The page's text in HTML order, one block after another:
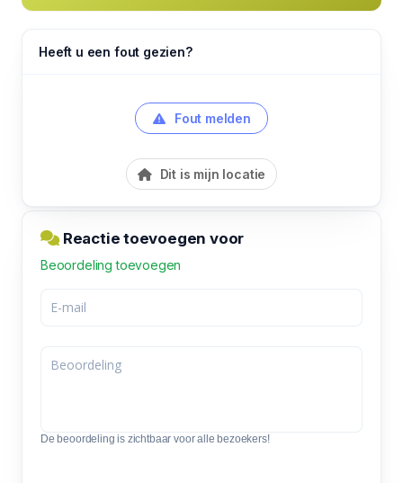
Heeft u een fout gezien?
Fout melden
Dit is mijn locatie
Reactie toevoegen voor
Beoordeling toevoegen
De beoordeling is zichtbaar voor alle bezoekers!